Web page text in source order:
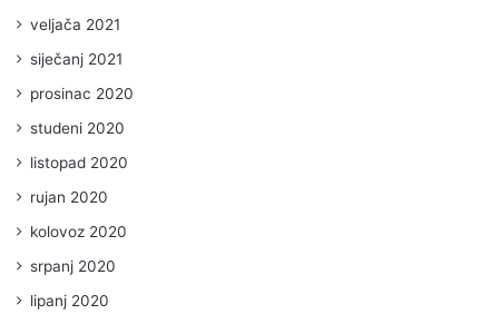
veljača 2021
siječanj 2021
prosinac 2020
studeni 2020
listopad 2020
rujan 2020
kolovoz 2020
srpanj 2020
lipanj 2020